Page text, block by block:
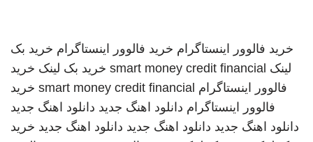
خرید فالوور اینستاگرام خرید فالوور اینستاگرام خرید بک
لینک smart money credit financial خرید بک لینک خرید
فالوور اینستاگرام smart money credit financial خرید
فالوور اینستاگرام دانلود اهنگ جدید دانلود اهنگ جدید
دانلود اهنگ جدید دانلود اهنگ جدید دانلود اهنگ جدید خرید